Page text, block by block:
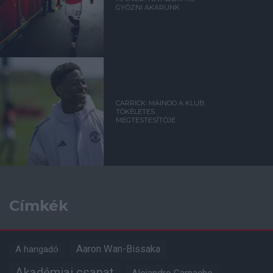
GYŐZNI AKARUNK
CARRICK: MAINOO A KLUB
TÖKÉLETES
MEGTESTESÍTŐJE
Címkék
A hangadó Aaron Wan-Bissaka